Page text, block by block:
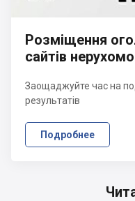
Розміщення
сайтів
Заощаджуйте час на
результатів
Подробнее